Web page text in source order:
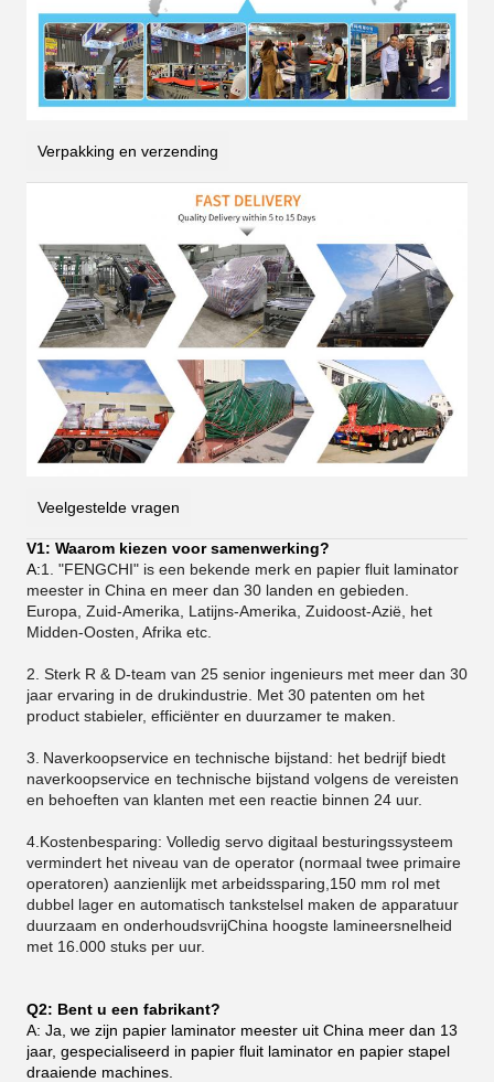
Verpakking en verzending
Veelgestelde vragen
V1: Waarom kiezen voor samenwerking?
A:1. "FENGCHI" is een bekende merk en papier fluit laminator
meester in China en meer dan 30 landen en gebieden.
Europa, Zuid-Amerika, Latijns-Amerika, Zuidoost-Azië, het
Midden-Oosten, Afrika etc.
2. Sterk R & D-team van 25 senior ingenieurs met meer dan 30
jaar ervaring in de drukindustrie. Met 30 patenten om het
product stabieler, efficiënter en duurzamer te maken.
3. Naverkoopservice en technische bijstand: het bedrijf biedt
naverkoopservice en technische bijstand volgens de vereisten
en behoeften van klanten met een reactie binnen 24 uur.
4.Kostenbesparing: Volledig servo digitaal besturingssysteem
vermindert het niveau van de operator (normaal twee primaire
operatoren) aanzienlijk met arbeidssparing,150 mm rol met
dubbel lager en automatisch tankstelsel maken de apparatuur
duurzaam en onderhoudsvrijChina hoogste lamineersnelheid
met 16.000 stuks per uur.
Q2: Bent u een fabrikant?
A: Ja, we zijn papier laminator meester uit China meer dan 13
jaar, gespecialiseerd in papier fluit laminator en papier stapel
draaiende machines.